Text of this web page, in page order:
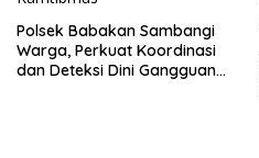
Polsek Babakan Sambangi
Warga, Perkuat Koordinasi
dan Deteksi Dini Gangguan